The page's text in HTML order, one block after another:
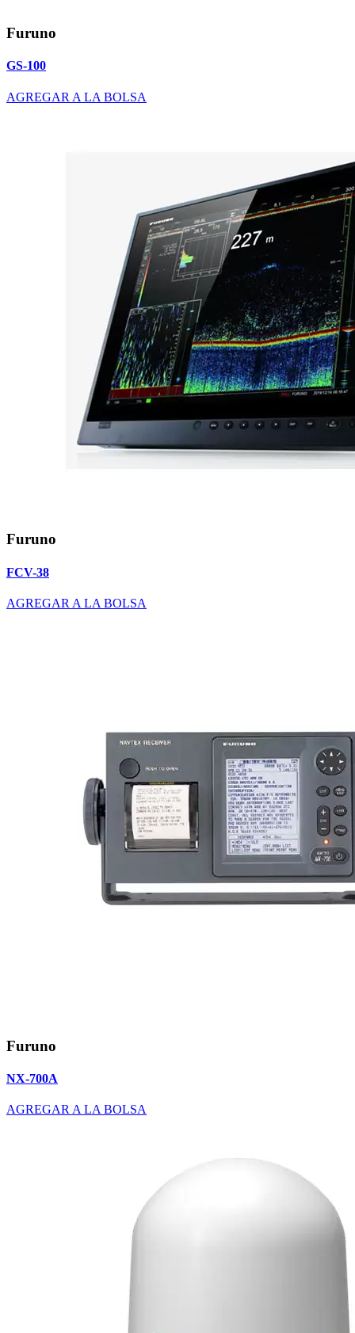
Furuno
GS-100
AGREGAR A LA BOLSA
Furuno
FCV-38
AGREGAR A LA BOLSA
Furuno
NX-700A
AGREGAR A LA BOLSA